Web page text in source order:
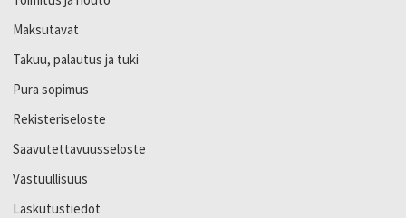
Maksutavat
Takuu, palautus ja tuki
Pura sopimus
Rekisteriseloste
Saavutettavuusseloste
Vastuullisuus
Laskutustiedot